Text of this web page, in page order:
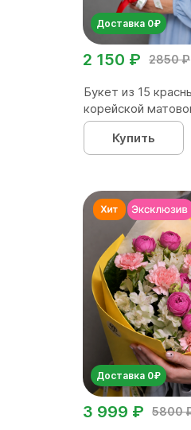
Доставка 0₽
2850 ₽
2 150 ₽
Букет из 15
корейской
Купить
Доставка 0₽
5800
3 999 ₽